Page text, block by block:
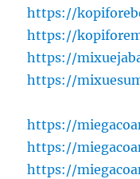
https://
https://
https://
https://
https://
https://
https://